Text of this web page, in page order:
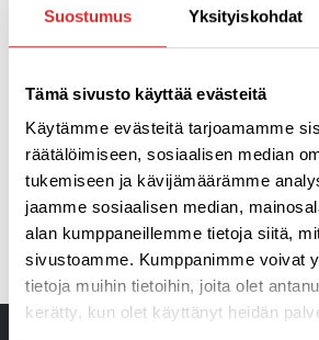
Suostumus Yksityiskohdat
Tämä sivusto käyttää evästeitä
Käytämme evästeitä tarjoamamme
räätälöimiseen, sosiaalisen median
tukemiseen ja kävijämäärämme
jaamme sosiaalisen median,
alan kumppaneillemme tietoja siitä,
sivustoamme. Kumppanimme voivat
tietoja muihin tietoihin, joita olet
kerätty, kun olet käyttänyt heidän